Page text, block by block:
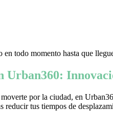
todo momento hasta que
Urban360:
por la ciudad, en
reducir tus tiempos de